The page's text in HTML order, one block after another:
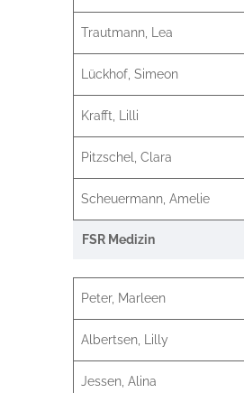
Trautmann, Lea
Lückhof, Simeon
Krafft, Lilli
Pitzschel, Clara
Scheuermann, Amelie
FSR Medizin
Peter, Marleen
Albertsen, Lilly
Jessen, Alina